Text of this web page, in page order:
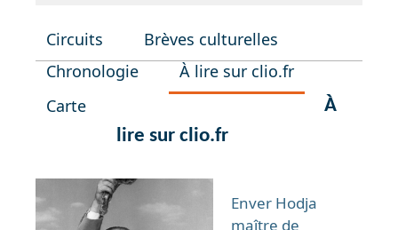
Circuits
Brèves culturelles
Chronologie
À lire sur clio.fr
Carte
À
lire sur clio.fr
Enver Hodja
maître de